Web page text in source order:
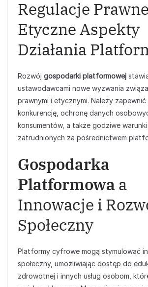
Regulacje
Etyczne Aspekty
Działania
Rozwój gospodarki platformowej
ustawodawcami nowe wyzwania
prawnymi i etycznymi. Należy zapewnić
konkurencję, ochronę danych
konsumentów, a także godziwe
zatrudnionych za pośrednictwem
Gospodarka
Platformowa a
Innowacje i
Społeczny
Platformy cyfrowe mogą stymulować
społeczny, umożliwiając dostęp do
zdrowotnej i innych usług osobom,